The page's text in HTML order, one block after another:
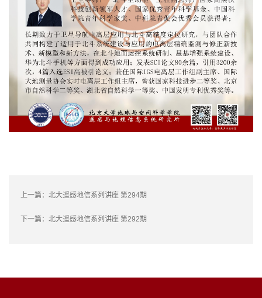
上一篇： 北大遥感地信系列讲座 第294期
下一篇： 北大遥感地信系列讲座 第292期